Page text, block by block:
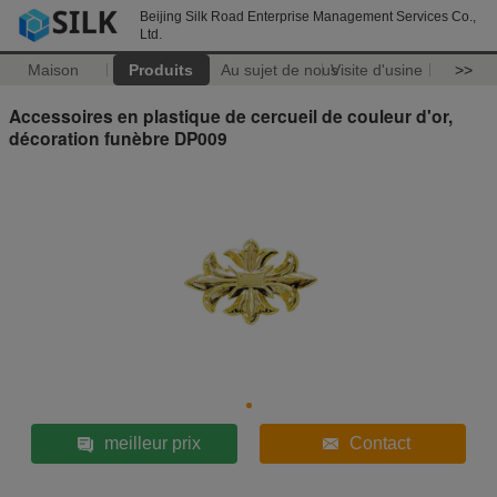
Beijing Silk Road Enterprise Management Services Co.,
Ltd.
Maison Produits Au sujet de nousVisite d'usine >>
Accessoires en plastique de cercueil de couleur d'or,
décoration funèbre DP009
meilleur prix Contact